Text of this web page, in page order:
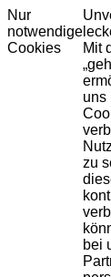
Nur
notwendige
Cookies
Mit
uns
zu
bei